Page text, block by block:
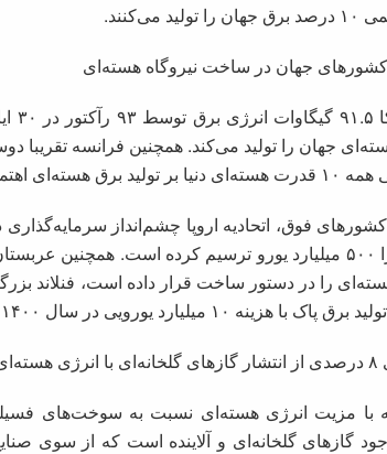
می‌کنند.
جهان در ساخت نیروگاه هسته‌ای
جهان را تولید می‌کند. همچنین فرانسه تقریبا
هسته‌ای اهتمام ویژه دارند.
کشورهای فوق، اتحادیه اروپا چشم‌انداز
هزینه ۱۰ میلیارد یورویی در سال ۱۴۰۰ راه‌اندازی کرد.
با مزیت انرژی هسته‌ای نسبت به سوخت‌های
گازهای گلخانه‌ای و آلاینده است که از سوی